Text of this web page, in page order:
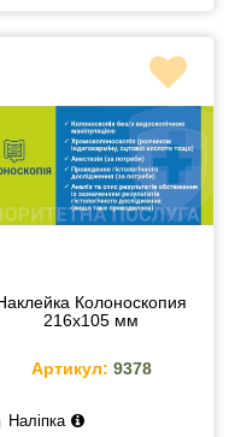
Колоноскопия
216х105 мм
Артикул: 9378
Наліпка